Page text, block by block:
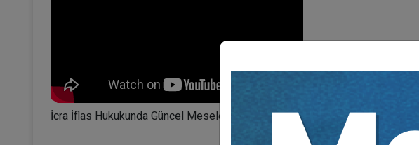
İcra İflas Hukukunda Güncel Meseleler 2023 adlı eğitimin video kaydıdır.